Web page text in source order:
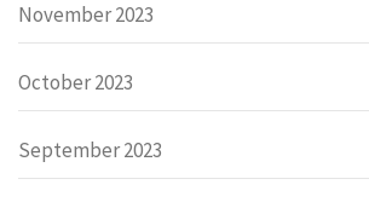
November 2023
October 2023
September 2023